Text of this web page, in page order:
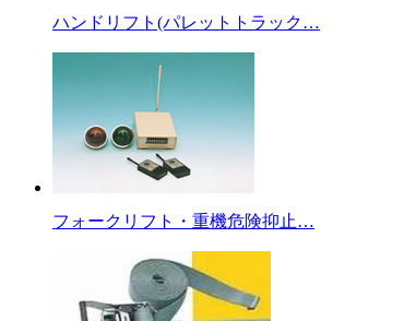
ハンドリフト(パレットトラック…
フォークリフト・重機危険抑止…